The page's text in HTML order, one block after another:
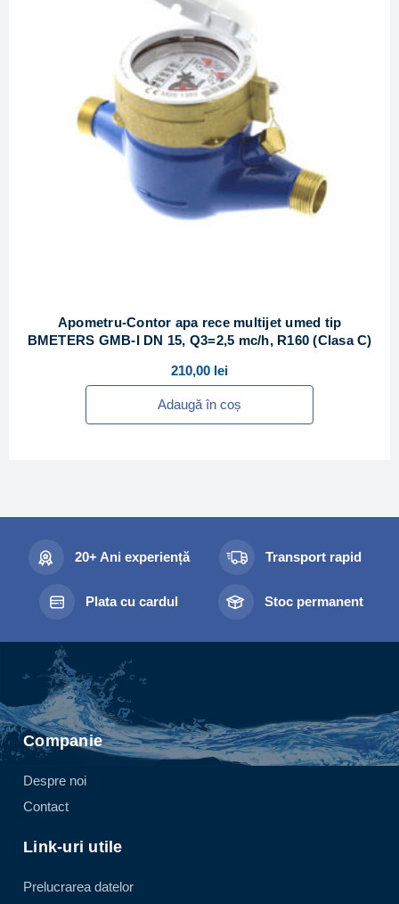
Apometru-Contor apa rece multijet umed tip
BMETERS GMB-I DN 15, Q3=2,5 mc/h, R160 (Clasa C)
210,00 lei
Adaugă în coș
20+ Ani experiență Transport rapid
Plata cu cardul Stoc permanent
Companie
Despre noi
Contact
Link-uri utile
Prelucrarea datelor